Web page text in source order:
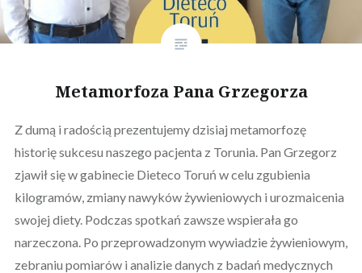
Metamorfoza Pana Grzegorza
Z dumą i radością prezentujemy dzisiaj metamorfozę
historię sukcesu naszego pacjenta z Torunia. Pan Grzegorz
zjawił się w gabinecie Dieteco Toruń w celu zgubienia
kilogramów, zmiany nawyków żywieniowych i urozmaicenia
swojej diety. Podczas spotkań zawsze wspierała go
narzeczona. Po przeprowadzonym wywiadzie żywieniowym,
zebraniu pomiarów i analizie danych z badań medycznych